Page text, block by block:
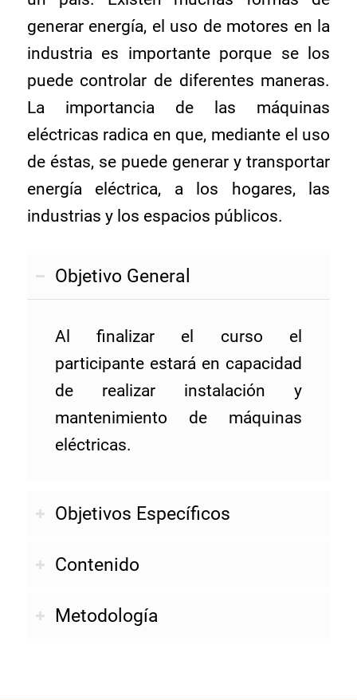
generar energía, el uso de motores en la
industria es importante porque se los
puede controlar de diferentes maneras.
La importancia de las máquinas
eléctricas radica en que, mediante el uso
de éstas, se puede generar y transportar
energía eléctrica, a los hogares, las
industrias y los espacios públicos.
Objetivo General
Al finalizar el curso el
participante estará en capacidad
de realizar instalación y
mantenimiento de máquinas
eléctricas.
Objetivos Específicos
Contenido
Metodología